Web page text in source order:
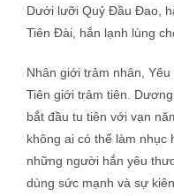
Dưới lưỡi Quỷ Đầu Đao,
Tiên Đài, hắn lạnh lùng
Nhân giới trảm nhân,
Tiên giới trảm tiên.
bắt đầu tu tiên với vạn
không ai có thể làm nhục
những người hắn yêu
dùng sức mạnh và sự